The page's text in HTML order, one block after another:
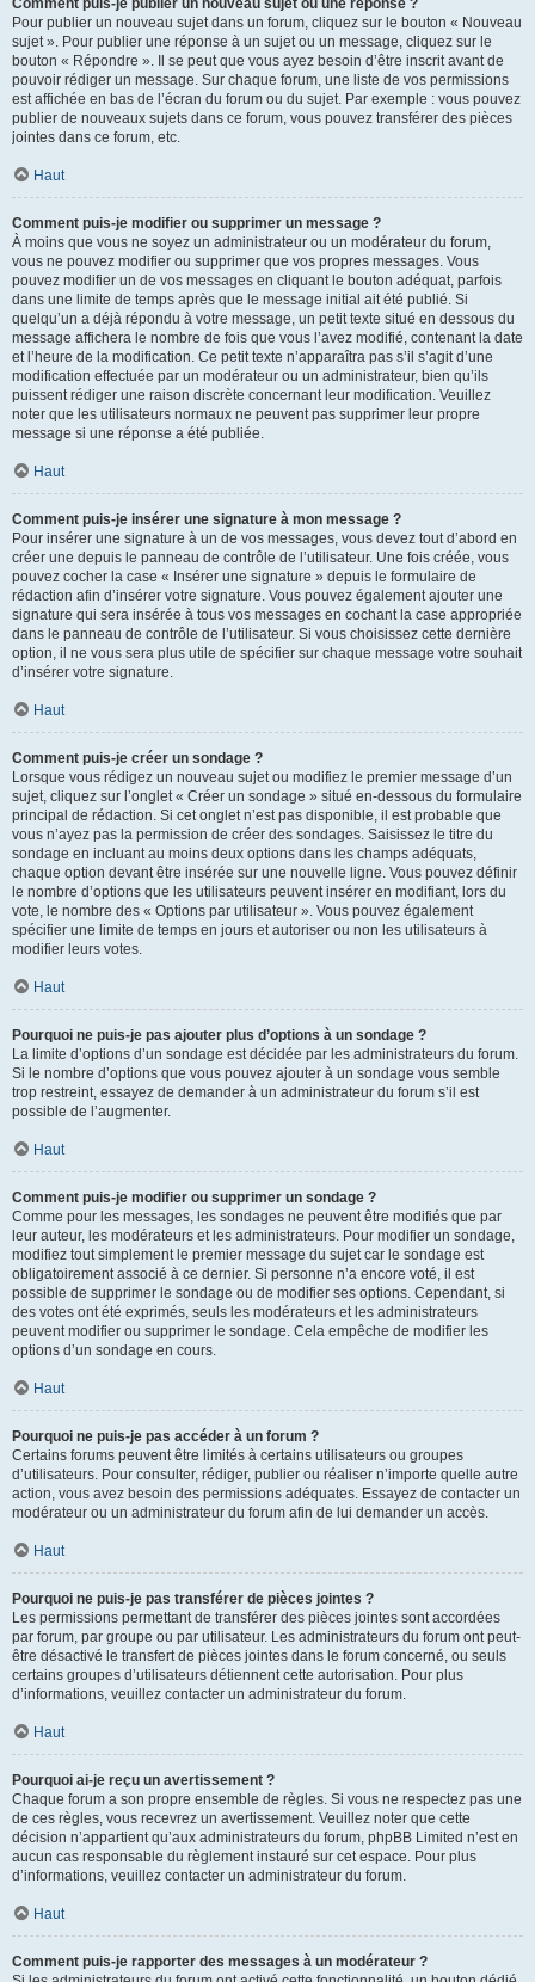
Comment puis-je publier un nouveau sujet ou une réponse ?
Pour publier un nouveau sujet dans un forum, cliquez sur le bouton « Nouveau
sujet ». Pour publier une réponse à un sujet ou un message, cliquez sur le
bouton « Répondre ». Il se peut que vous ayez besoin d’être inscrit avant de
pouvoir rédiger un message. Sur chaque forum, une liste de vos permissions
est affichée en bas de l’écran du forum ou du sujet. Par exemple : vous pouvez
publier de nouveaux sujets dans ce forum, vous pouvez transférer des pièces
jointes dans ce forum, etc.
Haut
Comment puis-je modifier ou supprimer un message ?
À moins que vous ne soyez un administrateur ou un modérateur du forum,
vous ne pouvez modifier ou supprimer que vos propres messages. Vous
pouvez modifier un de vos messages en cliquant le bouton adéquat, parfois
dans une limite de temps après que le message initial ait été publié. Si
quelqu’un a déjà répondu à votre message, un petit texte situé en dessous du
message affichera le nombre de fois que vous l’avez modifié, contenant la date
et l’heure de la modification. Ce petit texte n’apparaîtra pas s’il s’agit d’une
modification effectuée par un modérateur ou un administrateur, bien qu’ils
puissent rédiger une raison discrète concernant leur modification. Veuillez
noter que les utilisateurs normaux ne peuvent pas supprimer leur propre
message si une réponse a été publiée.
Haut
Comment puis-je insérer une signature à mon message ?
Pour insérer une signature à un de vos messages, vous devez tout d’abord en
créer une depuis le panneau de contrôle de l’utilisateur. Une fois créée, vous
pouvez cocher la case « Insérer une signature » depuis le formulaire de
rédaction afin d’insérer votre signature. Vous pouvez également ajouter une
signature qui sera insérée à tous vos messages en cochant la case appropriée
dans le panneau de contrôle de l’utilisateur. Si vous choisissez cette dernière
option, il ne vous sera plus utile de spécifier sur chaque message votre souhait
d’insérer votre signature.
Haut
Comment puis-je créer un sondage ?
Lorsque vous rédigez un nouveau sujet ou modifiez le premier message d’un
sujet, cliquez sur l’onglet « Créer un sondage » situé en-dessous du formulaire
principal de rédaction. Si cet onglet n’est pas disponible, il est probable que
vous n’ayez pas la permission de créer des sondages. Saisissez le titre du
sondage en incluant au moins deux options dans les champs adéquats,
chaque option devant être insérée sur une nouvelle ligne. Vous pouvez définir
le nombre d’options que les utilisateurs peuvent insérer en modifiant, lors du
vote, le nombre des « Options par utilisateur ». Vous pouvez également
spécifier une limite de temps en jours et autoriser ou non les utilisateurs à
modifier leurs votes.
Haut
Pourquoi ne puis-je pas ajouter plus d’options à un sondage ?
La limite d’options d’un sondage est décidée par les administrateurs du forum.
Si le nombre d’options que vous pouvez ajouter à un sondage vous semble
trop restreint, essayez de demander à un administrateur du forum s’il est
possible de l’augmenter.
Haut
Comment puis-je modifier ou supprimer un sondage ?
Comme pour les messages, les sondages ne peuvent être modifiés que par
leur auteur, les modérateurs et les administrateurs. Pour modifier un sondage,
modifiez tout simplement le premier message du sujet car le sondage est
obligatoirement associé à ce dernier. Si personne n’a encore voté, il est
possible de supprimer le sondage ou de modifier ses options. Cependant, si
des votes ont été exprimés, seuls les modérateurs et les administrateurs
peuvent modifier ou supprimer le sondage. Cela empêche de modifier les
options d’un sondage en cours.
Haut
Pourquoi ne puis-je pas accéder à un forum ?
Certains forums peuvent être limités à certains utilisateurs ou groupes
d’utilisateurs. Pour consulter, rédiger, publier ou réaliser n’importe quelle autre
action, vous avez besoin des permissions adéquates. Essayez de contacter un
modérateur ou un administrateur du forum afin de lui demander un accès.
Haut
Pourquoi ne puis-je pas transférer de pièces jointes ?
Les permissions permettant de transférer des pièces jointes sont accordées
par forum, par groupe ou par utilisateur. Les administrateurs du forum ont peut-
être désactivé le transfert de pièces jointes dans le forum concerné, ou seuls
certains groupes d’utilisateurs détiennent cette autorisation. Pour plus
d’informations, veuillez contacter un administrateur du forum.
Haut
Pourquoi ai-je reçu un avertissement ?
Chaque forum a son propre ensemble de règles. Si vous ne respectez pas une
de ces règles, vous recevrez un avertissement. Veuillez noter que cette
décision n’appartient qu’aux administrateurs du forum, phpBB Limited n’est en
aucun cas responsable du règlement instauré sur cet espace. Pour plus
d’informations, veuillez contacter un administrateur du forum.
Haut
Comment puis-je rapporter des messages à un modérateur ?